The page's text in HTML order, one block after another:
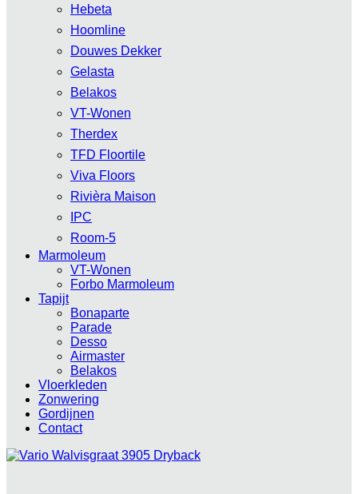
Hebeta
Hoomline
Douwes Dekker
Gelasta
Belakos
VT-Wonen
Therdex
TFD Floortile
Viva Floors
Rivièra Maison
IPC
Room-5
Marmoleum
VT-Wonen
Forbo Marmoleum
Tapijt
Bonaparte
Parade
Desso
Airmaster
Belakos
Vloerkleden
Zonwering
Gordijnen
Contact